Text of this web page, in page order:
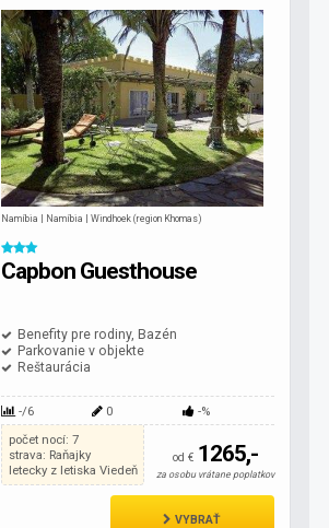
Namíbia | Namíbia | Windhoek (region Khomas)
Capbon Guesthouse
Benefity pre rodiny, Bazén
Parkovanie v objekte
Reštaurácia
-/6 0
-%
počet nocí: 7
strava: Raňajky
letecky z letiska Viedeň
od € 1265,-
za osobu vrátane poplatkov
VYBRAŤ